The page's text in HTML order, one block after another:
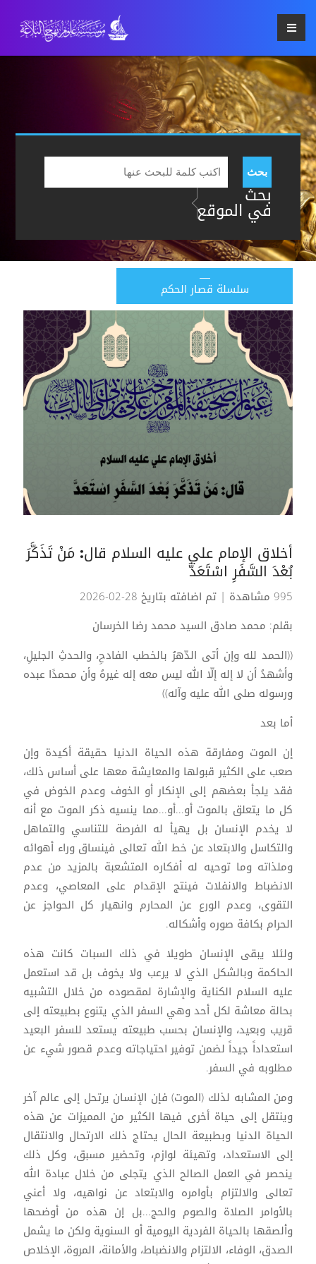
بحث
بحث
في الموقع
سلسلة قصار الحكم
أخلاق الإمام علي عليه السلام قال: مَنْ تَذَكَّرَ
بُعْدَ السَّفَرِ اسْتَعَدَّ
995 مشاهدة
| تم اضافته بتاريخ 28-02-2026
بقلم: محمد صادق السيد محمد رضا الخرسان
((الحمد لله وإن أتى الدّهرُ بالخطب الفادحِ، والحدثِ الجليلِ،
وأشهدُ أن لا إله إلّا الله ليس معه إله غيرهُ وأن محمدًا عبده
ورسوله صلى الله عليه وآله))
أما بعد
إن الموت ومفارقة هذه الحياة الدنيا حقيقة أكيدة وإن
صعب على الكثير قبولها والمعايشة معها على أساس ذلك،
فقد يلجأ بعضهم إلى الإنكار أو الخوف وعدم الخوض في
كل ما يتعلق بالموت أو...أو...مما ينسيه ذكر الموت مع أنه
لا يخدم الإنسان بل يهيأ له الفرصة للتناسي والتماهل
والتكاسل والابتعاد عن خط الله تعالى فينساق وراء أهوائه
وملذاته وما توحيه له أفكاره المتشعبة بالمزيد من عدم
الانضباط والانفلات فينتج الإقدام على المعاصي، وعدم
التقوى، وعدم الورع عن المحارم وانهيار كل الحواجز عن
الحرام بكافة صوره وأشكاله.
ولئلا يبقى الإنسان طويلا في ذلك السبات كانت هذه
الحاكمة وبالشكل الذي لا يرعب ولا يخوف بل قد استعمل
عليه السلام الكناية والإشارة لمقصوده من خلال التشبيه
بحالة معاشة لكل أحد وهي السفر الذي يتنوع بطبيعته إلى
قريب وبعيد، والإنسان بحسب طبيعته يستعد للسفر البعيد
استعداداً جيداً لضمن توفير احتياجاته وعدم قصور شيء عن
مطلوبه في السفر.
ومن المشابه لذلك (الموت) فإن الإنسان يرتحل إلى عالم آخر
وينتقل إلى حياة أخرى فيها الكثير من المميزات عن هذه
الحياة الدنيا وبطبيعة الحال يحتاج ذلك الارتحال والانتقال
إلى الاستعداد، وتهيئة لوازم، وتحضير مسبق، وكل ذلك
ينحصر في العمل الصالح الذي يتجلى من خلال عبادة الله
تعالى والالتزام بأوامره والابتعاد عن نواهيه، ولا أعني
بالأوامر الصلاة والصوم والحج...بل إن هذه من أوضحها
وألصقها بالحياة الفردية اليومية أو السنوية ولكن ما يشمل
الصدق، الوفاء، الالتزام والانضباط، والأمانة، المروة، الإخلاص